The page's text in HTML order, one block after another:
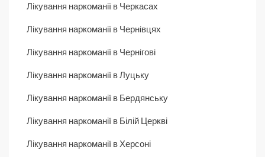
Лікування наркоманії в Черкасах
Лікування наркоманії в Чернівцях
Лікування наркоманії в Чернігові
Лікування наркоманії в Луцьку
Лікування наркоманії в Бердянську
Лікування наркоманії в Білій Церкві
Лікування наркоманії в Херсоні